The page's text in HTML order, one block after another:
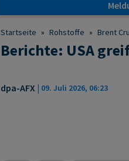
Startseite » Rohstoffe » Brent
Berichte: USA
dpa-AFX | 09. Juli 2026, 06:23